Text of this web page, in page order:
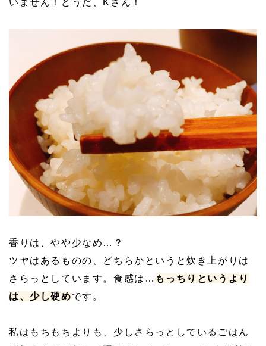
いません！どうだ、Kさん！
香りは、やや少なめ…？
ツヤはあるものの、どちらかというと炊き上がりは
さらっとしています。食感は… もっちりというより
は、少し硬めです。
私はもちもちよりも、少しさらっとしているごはん